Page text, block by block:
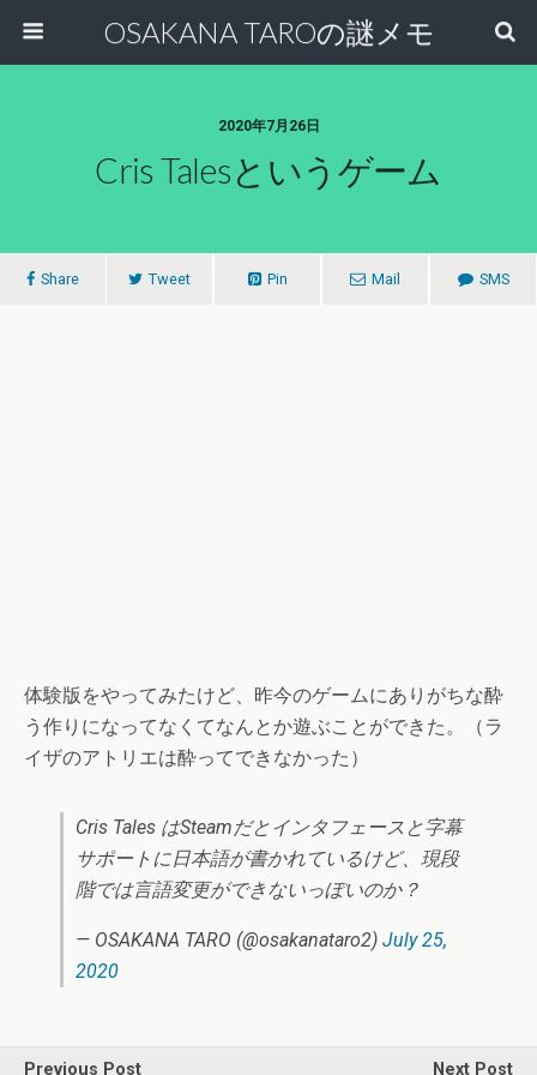
OSAKANA TAROの謎メモ
2020年7月26日
Cris Talesというゲーム
Share Tweet Pin Mail SMS
体験版をやってみたけど、昨今のゲームにありがちな酔
う作りになってなくてなんとか遊ぶことができた。（ラ
イザのアトリエは酔ってできなかった）
Cris Tales はSteamだとインタフェースと字幕
サポートに日本語が書かれているけど、現段
階では言語変更ができないっぽいのか？
— OSAKANA TARO (@osakanataro2) July 25,
2020
Previous Post Next Post